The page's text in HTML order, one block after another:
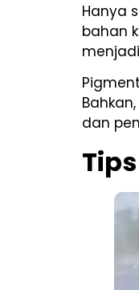
Hanya
bahan
dan